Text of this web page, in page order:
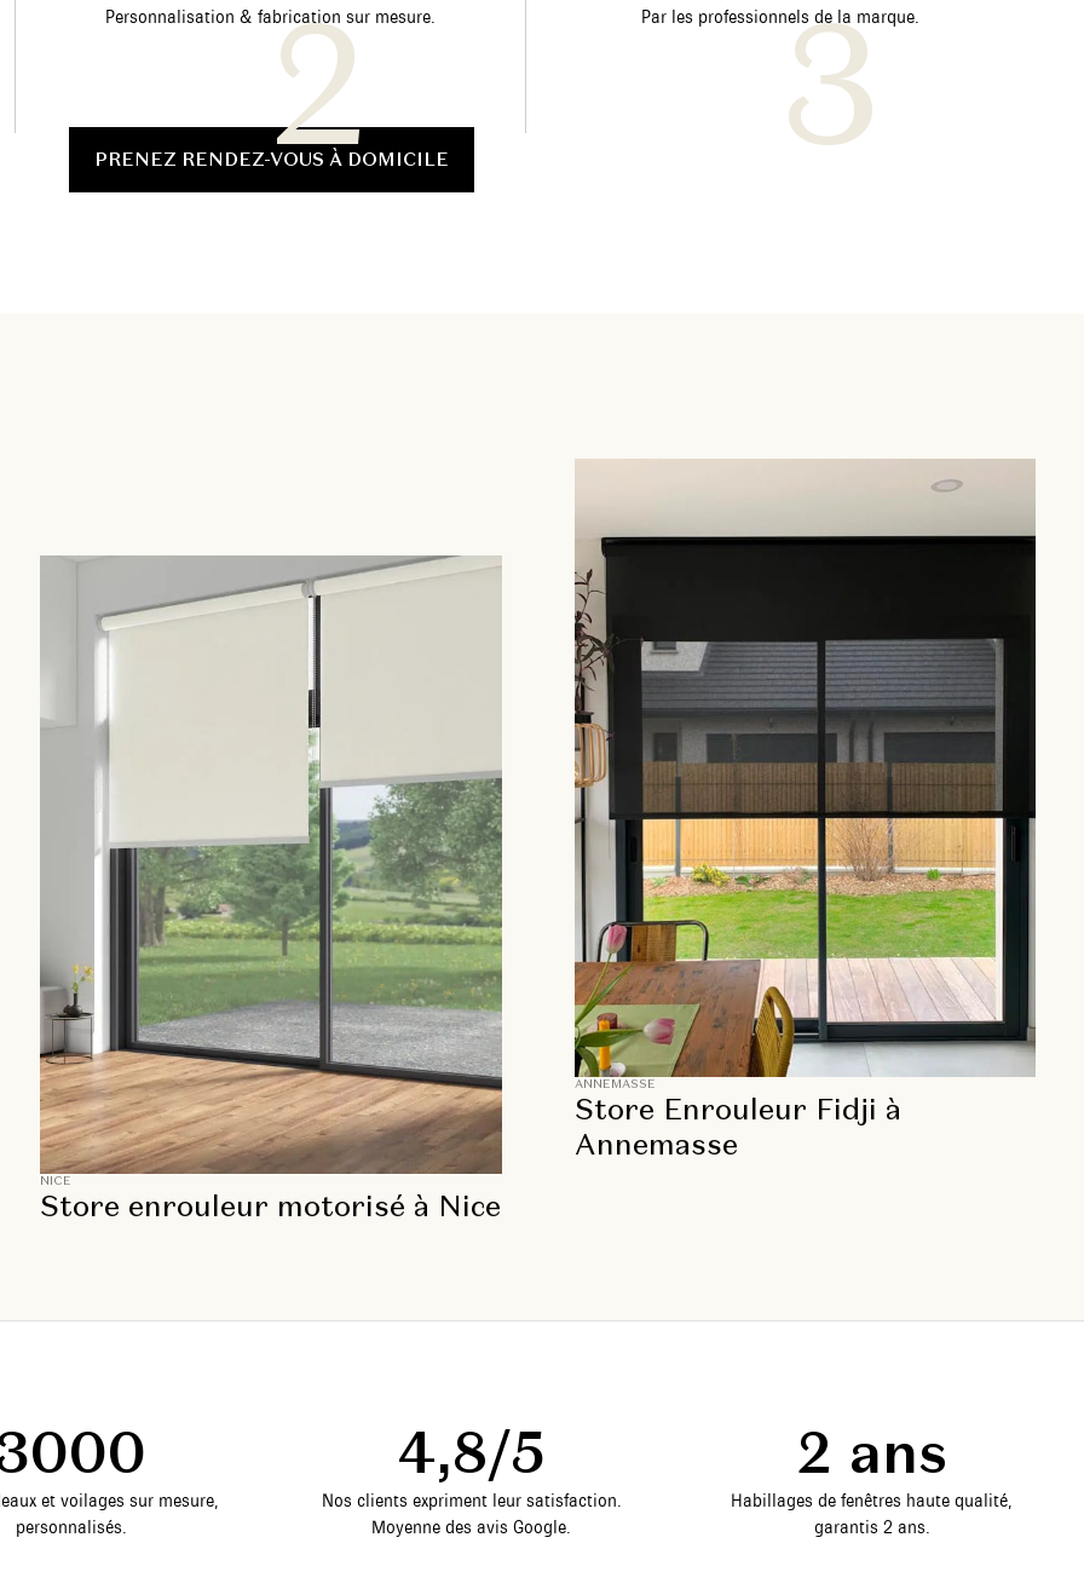
Personnalisation & fabrication sur mesure. Par les professionnels de la marque.
PRENEZ RENDEZ-VOUS À DOMICILE
NICE
Store enrouleur motorisé à Nice
ANNEMASSE
Store Enrouleur Fidji à
Annemasse
et voilages sur mesure,
personnalisés.
4,8/5
Nos clients expriment leur satisfaction.
Moyenne des avis Google.
2 ans
Habillages de fenêtres haute qualité,
garantis 2 ans.